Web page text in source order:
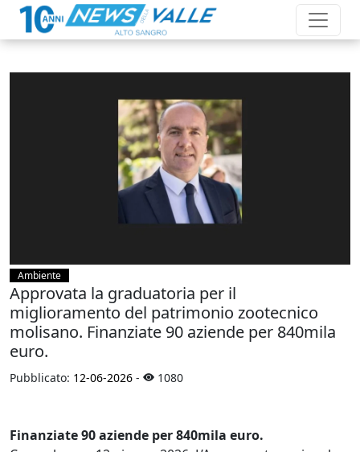
Ambiente
Approvata la graduatoria per il
miglioramento del patrimonio zootecnico
molisano. Finanziate 90 aziende per 840mila
euro.
Pubblicato: 12-06-2026 - 1080
Finanziate 90 aziende per 840mila euro.